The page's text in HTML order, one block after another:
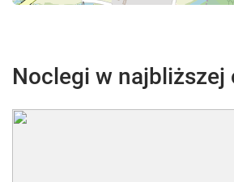
Noclegi w najbliższej